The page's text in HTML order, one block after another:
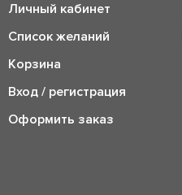
Личный кабинет
Список желаний
Корзина
Вход / регистрация
Оформить заказ